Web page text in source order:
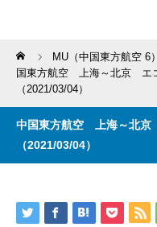
Home MU（中国東方航空 6）
国東方航空 上海～北京 エ
（2021/03/04）
中国東方航空 上海～北
（2021/03/04）